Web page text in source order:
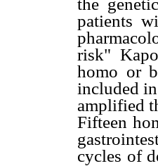
patients
risk"
homo or
included
amplified
Fifteen
cycles of